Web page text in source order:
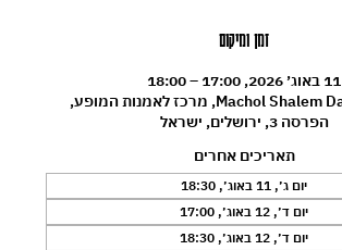
זמן ומיקום
11 באוג׳ 2026, 17:00 – 18:00
Machol Shalem Dance House, מרכז לאמנות המופע,
הפרסה 3, ירושלים, ישראל
תאריכים אחרים
יום ג׳, 11 באוג׳, 18:30
יום ד׳, 12 באוג׳, 17:00
יום ד׳, 12 באוג׳, 18:30